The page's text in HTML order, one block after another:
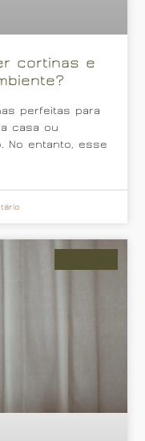
cortinas e
perfeitas para
casa ou
No entanto, esse